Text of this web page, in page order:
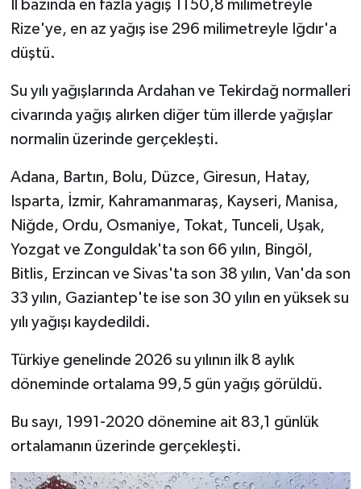
İl bazında en fazla yağış 1150,8 milimetreyle
Rize'ye, en az yağış ise 296 milimetreyle Iğdır'a
düştü.
Su yılı yağışlarında Ardahan ve Tekirdağ normalleri
civarında yağış alırken diğer tüm illerde yağışlar
normalin üzerinde gerçekleşti.
Adana, Bartın, Bolu, Düzce, Giresun, Hatay,
Isparta, İzmir, Kahramanmaraş, Kayseri, Manisa,
Niğde, Ordu, Osmaniye, Tokat, Tunceli, Uşak,
Yozgat ve Zonguldak'ta son 66 yılın, Bingöl,
Bitlis, Erzincan ve Sivas'ta son 38 yılın, Van'da son
33 yılın, Gaziantep'te ise son 30 yılın en yüksek su
yılı yağışı kaydedildi.
Türkiye genelinde 2026 su yılının ilk 8 aylık
döneminde ortalama 99,5 gün yağış görüldü.
Bu sayı, 1991-2020 dönemine ait 83,1 günlük
ortalamanın üzerinde gerçekleşti.